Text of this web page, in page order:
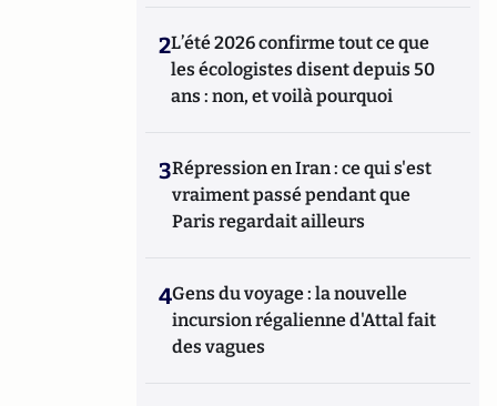
2L’été 2026 confirme tout ce que
les écologistes disent depuis 50
ans : non, et voilà pourquoi
3Répression en Iran : ce qui s'est
vraiment passé pendant que
Paris regardait ailleurs
4Gens du voyage : la nouvelle
incursion régalienne d'Attal fait
des vagues